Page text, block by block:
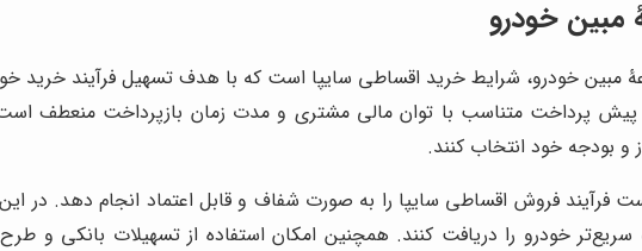
مبین خودرو
مبین خودرو، شرایط خرید اقساطی سایپا است که با هدف تسهیل فرآیند خرید
پرداخت متناسب با توان مالی مشتری و مدت زمان بازپرداخت منعطف
و بودجه خود انتخاب کنند.
فرآیند فروش اقساطی سایپا را به صورت شفاف و قابل اعتماد انجام دهد. در
سریع‌تر خودرو را دریافت کنند. همچنین امکان استفاده از تسهیلات بانکی